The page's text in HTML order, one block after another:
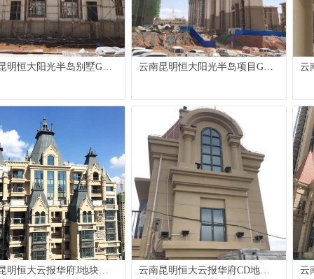
明恒大阳光半岛别墅GRC
云南昆明恒大阳光半岛项目GRC
云
明恒大云报华府J地块 云南昆明恒大云报华府CD地块 云